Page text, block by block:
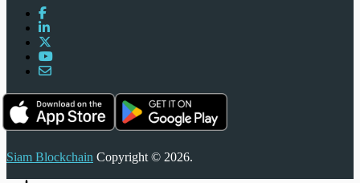
Siam Blockchain Copyright © 2026.